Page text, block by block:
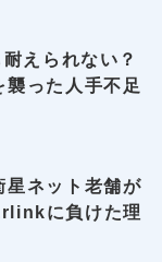
えられない？
った人手不足
星ネット老舗が
に負けた理